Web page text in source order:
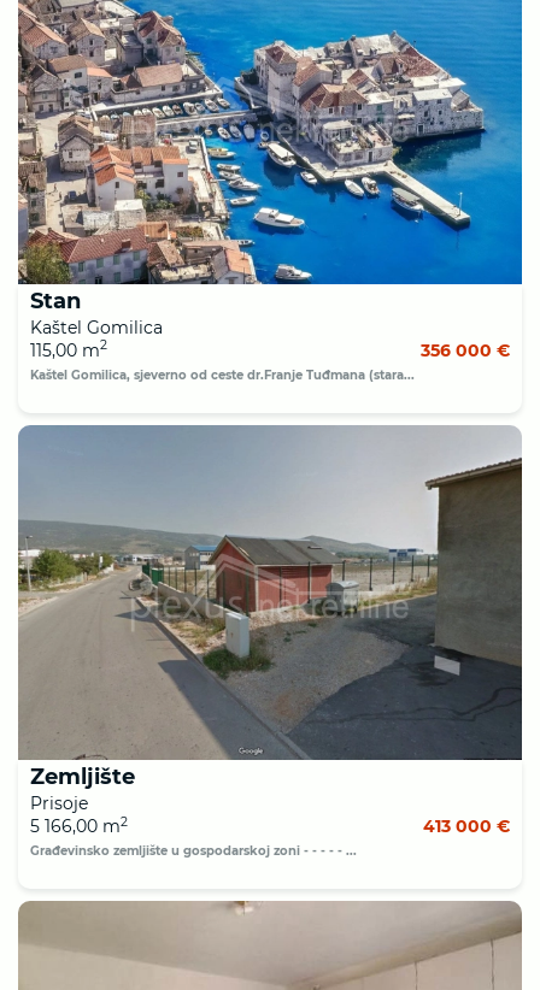
Stan
Kaštel Gomilica
115,00 m2 356 000 €
Kaštel Gomilica, sjeverno od ceste dr.Franje Tuđmana (stara...
Zemljište
Prisoje
5 166,00 m2 413 000 €
Građevinsko zemljište u gospodarskoj zoni - - - - - ...